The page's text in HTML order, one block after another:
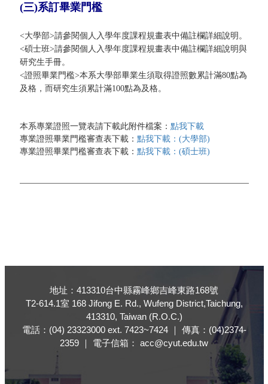
(三)系訂畢業門檻
<大學部>請參閱個人入學年度課程規畫表中備註欄詳細說明。
<碩士班>請參閱個人入學年度課程規畫表中備註欄詳細說明與
研究生手冊。
<證照畢業門檻>本系大學部畢業生須取得證照數累計滿80點為
及格，而研究生須累計滿100點為及格。
本系專業證照一覽表請下載此附件檔案： 點我下載
專業證照畢業門檻審查表下載： 點我下載：(大學部)
專業證照畢業門檻審查表下載： 點我下載：(碩士班)
地址：413310台中縣霧峰鄉吉峰東路168號
T2-614.1室 168 Jifong E. Rd., Wufeng District,Taichung,
413310, Taiwan (R.O.C.)
電話：(04) 23323000 ext. 7423~7424 ｜ 傳真：(04)2374-
2359 ｜ 電子信箱： acc@cyut.edu.tw